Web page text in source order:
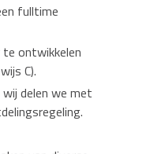
fulltime
te ontwikkelen
C).
delen we met